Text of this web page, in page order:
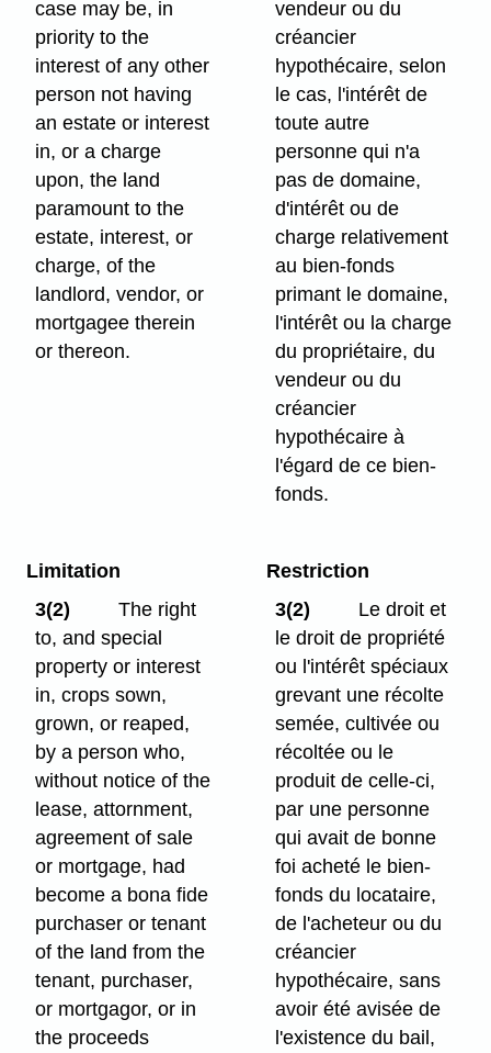
case may be, in
priority to the
interest of any other
person not having
an estate or interest
in, or a charge
upon, the land
paramount to the
estate, interest, or
charge, of the
landlord, vendor, or
mortgagee therein
or thereon.
vendeur ou du
créancier
hypothécaire, selon
le cas, l'intérêt de
toute autre
personne qui n'a
pas de domaine,
d'intérêt ou de
charge relativement
au bien-fonds
primant le domaine,
l'intérêt ou la charge
du propriétaire, du
vendeur ou du
créancier
hypothécaire à
l'égard de ce bien-
fonds.
Limitation
3(2)
The right
to, and special
property or interest
in, crops sown,
grown, or reaped,
by a person who,
without notice of the
lease, attornment,
agreement of sale
or mortgage, had
become a bona fide
purchaser or tenant
of the land from the
tenant, purchaser,
or mortgagor, or in
the proceeds
Restriction
3(2)
Le droit et
le droit de propriété
ou l'intérêt spéciaux
grevant une récolte
semée, cultivée ou
récoltée ou le
produit de celle-ci,
par une personne
qui avait de bonne
foi acheté le bien-
fonds du locataire,
de l'acheteur ou du
créancier
hypothécaire, sans
avoir été avisée de
l'existence du bail,